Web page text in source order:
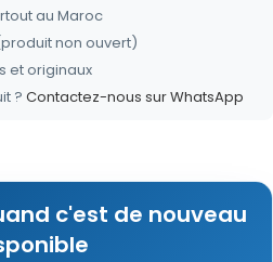
au Maroc
non ouvert)
et originaux
? Contactez-nous sur WhatsApp
c'est de nouveau